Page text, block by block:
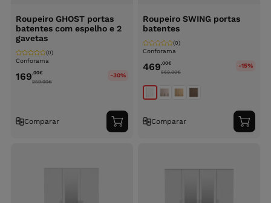
Roupeiro GHOST portas
batentes com espelho e 2
gavetas
Conforama
(0)
169,00€
259.00€
-30%
Comparar
Adicionar
ao
Roupeiro SWING portas
batentes
Conforama
(0)
469,00€
569.00€
-15%
Comparar
ao